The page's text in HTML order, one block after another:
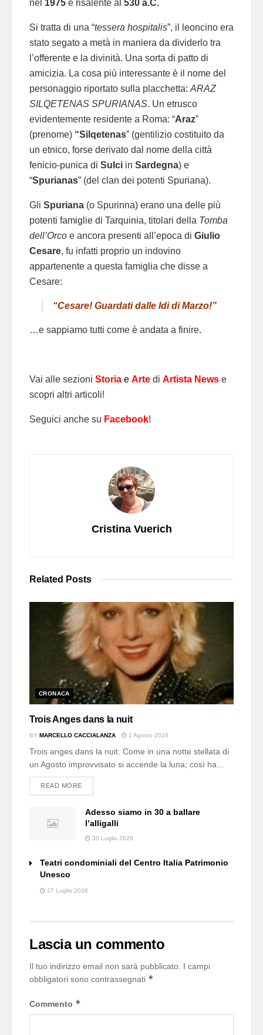
nel 1975 e risalente al 530 a.C.
Si tratta di una “tessera hospitalis”, il leoncino era
stato segato a metà in maniera da dividerlo tra
l’offerente e la divinità. Una sorta di patto di
amicizia. La cosa più interessante è il nome del
personaggio riportato sulla placchetta: ARAZ
SILQETENAS SPURIANAS. Un etrusco
evidentemente residente a Roma: “Araz”
(prenome) “Silqetenas” (gentilizio costituito da
un etnico, forse derivato dal nome della città
fenicio-punica di Sulci in Sardegna) e
“Spurianas” (del clan dei potenti Spuriana).
Gli Spuriana (o Spurinna) erano una delle più
potenti famiglie di Tarquinia, titolari della Tomba
dell’Orco e ancora presenti all’epoca di Giulio
Cesare, fu infatti proprio un indovino
appartenente a questa famiglia che disse a
Cesare:
“Cesare! Guardati dalle Idi di Marzo!”
…e sappiamo tutti come è andata a finire.
Vai alle sezioni Storia e Arte di Artista News e
scopri altri articoli!
Seguici anche su Facebook!
Cristina Vuerich
Related Posts
CRONACA
Trois Anges dans la nuit
BY MARCELLO CACCIALANZA 1 Agosto 2026
Trois anges dans la nuit. Come in una notte stellata di
un Agosto improvvisato si accende la luna; così ha...
READ MOREDETAILS
Adesso siamo in 30 a ballare
l’alligalli
30 Luglio 2026
Teatri condominiali del Centro Italia Patrimonio
Unesco
27 Luglio 2026
Lascia un commento
Il tuo indirizzo email non sarà pubblicato. I campi
obbligatori sono contrassegnati *
Commento *